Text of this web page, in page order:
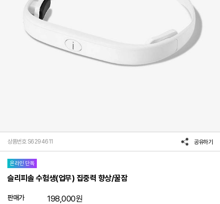
상품번호 S6294611 공유하기
온라인 단독
슬리피솔 수험생(업무) 집중력 향상/꿀잠
판매가 198,000원